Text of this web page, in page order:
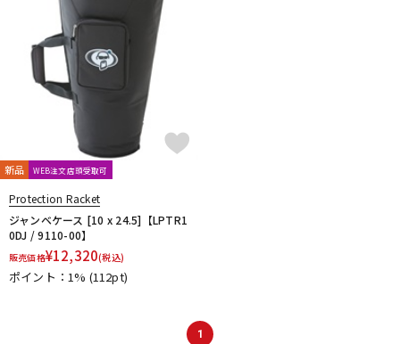
新品 WEB注文店頭受取可
Protection Racket
ジャンベケース [10 x 24.5]【LPTR1
0DJ / 9110-00】
販売価格¥12,320(税込)
ポイント：1% (112pt)
1